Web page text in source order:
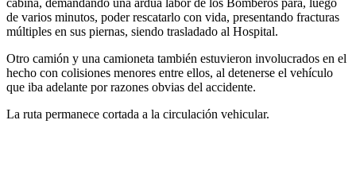
de varios minutos, poder rescatarlo con vida, presentando fracturas
múltiples en sus piernas, siendo trasladado al Hospital.
Otro camión y una camioneta también estuvieron involucrados en el
hecho con colisiones menores entre ellos, al detenerse el vehículo
que iba adelante por razones obvias del accidente.
La ruta permanece cortada a la circulación vehicular.